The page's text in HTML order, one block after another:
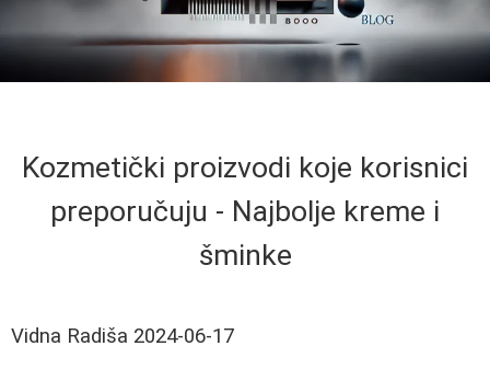
Kozmetički proizvodi koje korisnici
preporučuju - Najbolje kreme i
šminke
Vidna Radiša 2024-06-17